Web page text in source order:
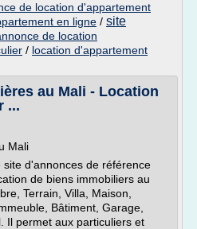
de location d'appartement
en ligne / site
de location
/ location d'appartement
au Mali - Location
...
Mali
d'annonces de référence
de biens immobiliers au
Terrain, Villa, Maison,
Bâtiment, Garage,
Il permet aux particuliers et